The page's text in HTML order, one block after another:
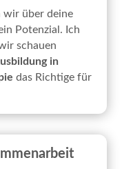
wir über deine
Potenzial. Ich
schauen
in
das Richtige für